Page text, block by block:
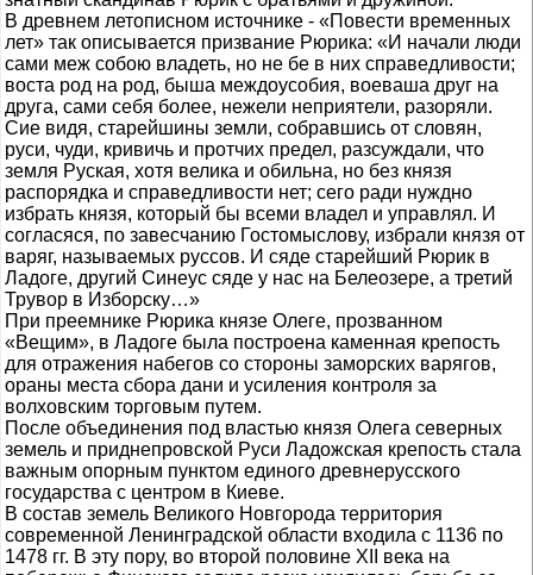
В древнем летописном источнике - «Повести временных
лет» так описывается призвание Рюрика: «И начали люди
сами меж собою владеть, но не бе в них справедливости;
воста род на род, быша междоусобия, воеваша друг на
друга, сами себя более, нежели неприятели, разоряли.
Сие видя, старейшины земли, собравшись от словян,
руси, чуди, кривичь и протчих предел, разсуждали, что
земля Руская, хотя велика и обильна, но без князя
распорядка и справедливости нет; сего ради нуждно
избрать князя, который бы всеми владел и управлял. И
согласяся, по завесчанию Гостомыслову, избрали князя от
варяг, называемых руссов. И сяде старейший Рюрик в
Ладоге, другий Синеус сяде у нас на Белеозере, а третий
Трувор в Изборску…»
При преемнике Рюрика князе Олеге, прозванном
«Вещим», в Ладоге была построена каменная крепость
для отражения набегов со стороны заморских варягов,
ораны места сбора дани и усиления контроля за
волховским торговым путем.
После объединения под властью князя Олега северных
земель и приднепровской Руси Ладожская крепость стала
важным опорным пунктом единого древнерусского
государства с центром в Киеве.
В состав земель Великого Новгорода территория
современной Ленинградской области входила с 1136 по
1478 гг. В эту пору, во второй половине XII века на